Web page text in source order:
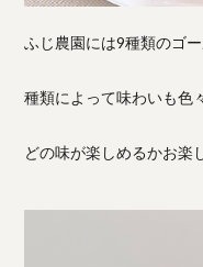
ふじ農園には9種類のゴ
種類によって味わいも色
どの味が楽しめるかお楽